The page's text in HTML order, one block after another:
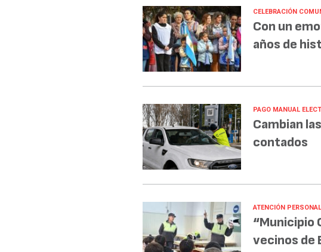
CELEBRACIÓN
Con un
años de
PAGO MANUAL
Cambian
contados
ATENCIÓN
“Municipio
vecinos de